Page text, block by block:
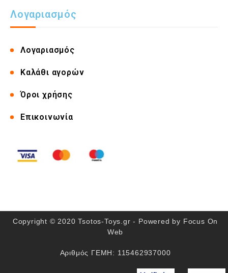
Λογαριασμός
Λογαριασμός
Καλάθι αγορών
Όροι χρήσης
Επικοινωνία
Copyright © 2020 Tsotos-Toys.gr - Powered by Focus On
Web
Αριθμός ΓΕΜΗ: 115462937000